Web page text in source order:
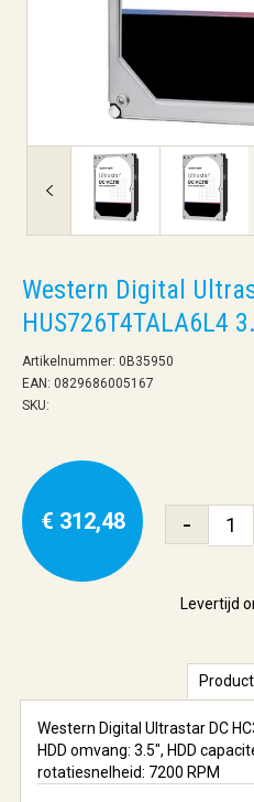
Western Digital
HUS726T4TALA6L4
Artikelnummer: 0B35950
EAN: 0829686005167
SKU:
€ 312,48 -
Levertijd
Western Digital Ultrastar DC
HDD omvang: 3.5", HDD
rotatiesnelheid: 7200 RPM